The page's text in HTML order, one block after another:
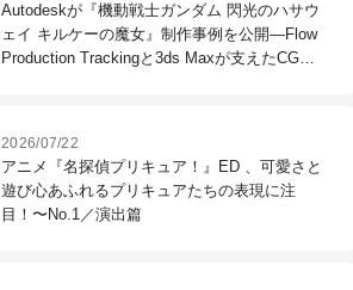
Autodeskが『機動戦士ガンダム 閃光のハサウ
ェイ キルケーの魔女』制作事例を公開―Flow
Production Trackingと3ds Maxが支えたCG制
2026/07/22
アニメ『名探偵プリキュア！』ED 、可愛さと
遊び心あふれるプリキュアたちの表現に注
目！〜No.1／演出篇